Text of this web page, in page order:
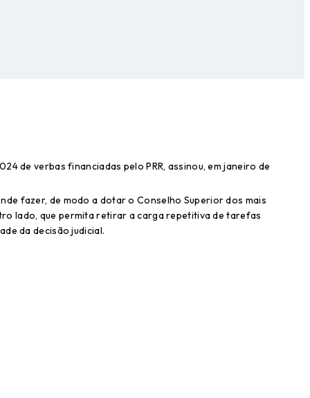
de verbas financiadas pelo PRR, assinou, em janeiro de
fazer, de modo a dotar o Conselho Superior dos mais
lado, que permita retirar a carga repetitiva de tarefas
da decisão judicial.